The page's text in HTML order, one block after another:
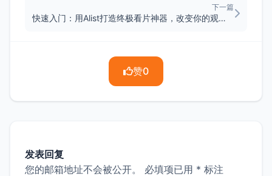
下一篇
快速入门：用Alist打造终极看片神器，改变你的观影体验（不再推荐）
赞0
发表回复
您的邮箱地址不会被公开。
必填项已用 * 标注